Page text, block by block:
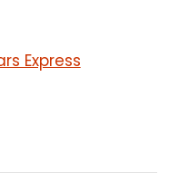
Express